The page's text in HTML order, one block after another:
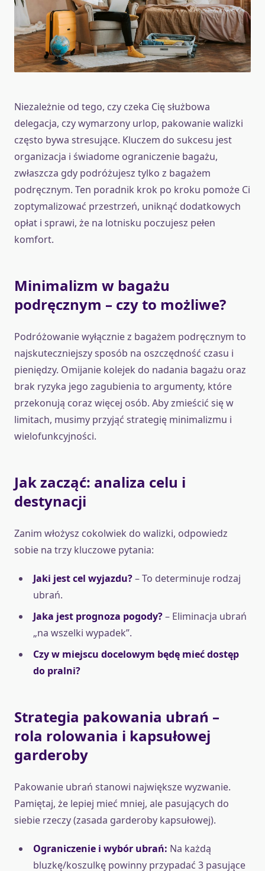
Niezależnie od tego, czy czeka Cię służbowa
delegacja, czy wymarzony urlop, pakowanie walizki
często bywa stresujące. Kluczem do sukcesu jest
organizacja i świadome ograniczenie bagażu,
zwłaszcza gdy podróżujesz tylko z bagażem
podręcznym. Ten poradnik krok po kroku pomoże Ci
zoptymalizować przestrzeń, uniknąć dodatkowych
opłat i sprawi, że na lotnisku poczujesz pełen
komfort.
Minimalizm w bagażu
podręcznym – czy to możliwe?
Podróżowanie wyłącznie z bagażem podręcznym to
najskuteczniejszy sposób na oszczędność czasu i
pieniędzy. Omijanie kolejek do nadania bagażu oraz
brak ryzyka jego zagubienia to argumenty, które
przekonują coraz więcej osób. Aby zmieścić się w
limitach, musimy przyjąć strategię minimalizmu i
wielofunkcyjności.
Jak zacząć: analiza celu i
destynacji
Zanim włożysz cokolwiek do walizki, odpowiedz
sobie na trzy kluczowe pytania:
Jaki jest cel wyjazdu?– To determinuje rodzaj
ubrań.
Jaka jest prognoza pogody?– Eliminacja ubrań
„na wszelki wypadek”.
Czy w miejscu docelowym będę mieć dostęp
do pralni?
Strategia pakowania ubrań –
rola rolowania i kapsułowej
garderoby
Pakowanie ubrań stanowi największe wyzwanie.
Pamiętaj, że lepiej mieć mniej, ale pasujących do
siebie rzeczy (zasada garderoby kapsułowej).
Ograniczenie i wybór ubrań: Na każdą
bluzkę/koszulkę powinny przypadać 3 pasujące